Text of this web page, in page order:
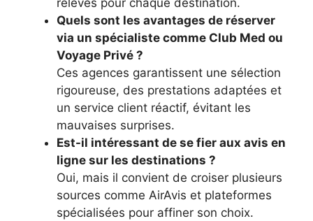
relevés pour chaque destination.
Quels sont les avantages de réserver
via un spécialiste comme Club Med ou
Voyage Privé ?
Ces agences garantissent une sélection
rigoureuse, des prestations adaptées et
un service client réactif, évitant les
mauvaises surprises.
Est-il intéressant de se fier aux avis en
ligne sur les destinations ?
Oui, mais il convient de croiser plusieurs
sources comme AirAvis et plateformes
spécialisées pour affiner son choix.